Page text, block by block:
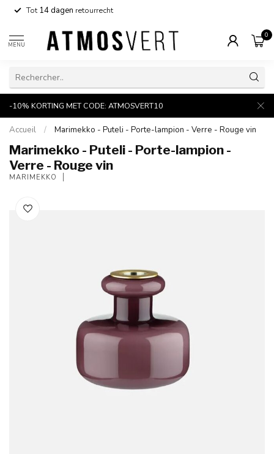
Tot14 dagen retourrecht
MENU
0
-10% KORTING MET CODE: ATMOSVERT10
Accueil / Marimekko - Puteli - Porte-lampion - Verre - Rouge vin
Marimekko - Puteli - Porte-lampion -
Verre - Rouge vin
MARIMEKKO